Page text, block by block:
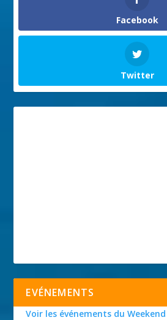
Facebook
Twitter
EVÉNEMENTS
Voir les événements du Weekend